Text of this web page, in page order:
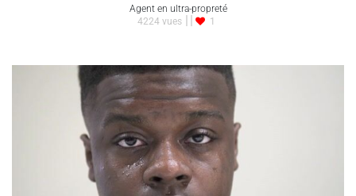
Agent en ultra-propreté
4224 vues
1